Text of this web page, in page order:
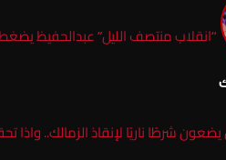
“انقلاب منتصف الليل” عبدالحفيظ
يضعون شرطًا ناريًا لإنقاذ الزمالك..